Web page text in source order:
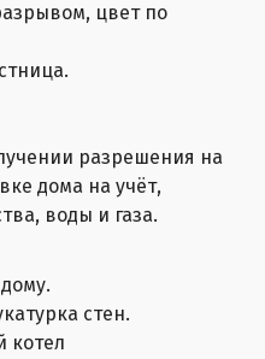
цвет по
разрешения на
дома на учёт,
воды и газа.
стен.
котел